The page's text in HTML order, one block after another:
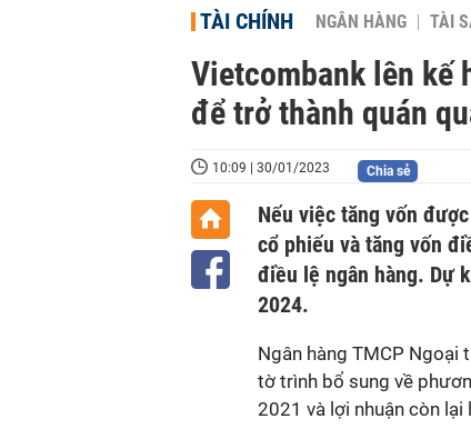
TÀI CHÍNH NGÂN HÀNG TÀI
Vietcombank lên kế
để trở thành quán
10:09 | 30/01/2023 Chia sẻ
Nếu việc tăng vốn
cổ phiếu và tăng vốn
điều lệ ngân hàng. Dự
2024.
Ngân hàng TMCP
tờ trình bổ sung về
2021 và lợi nhuận còn lại